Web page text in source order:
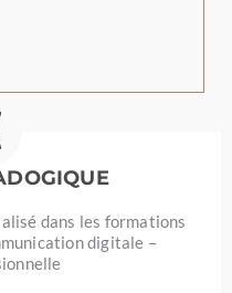
dans les formations
digitale –